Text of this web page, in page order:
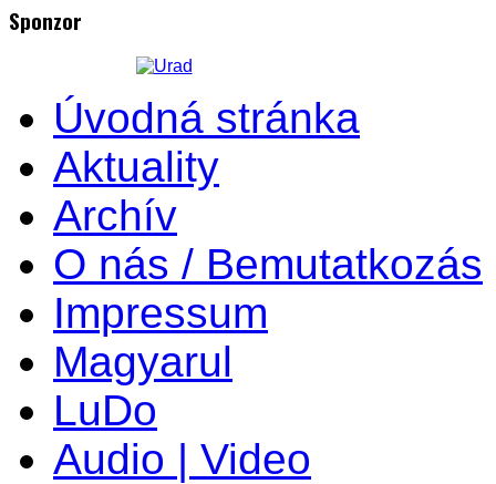
Sponzor
Úvodná stránka
Aktuality
Archív
O nás / Bemutatkozás
Impressum
Magyarul
LuDo
Audio | Video